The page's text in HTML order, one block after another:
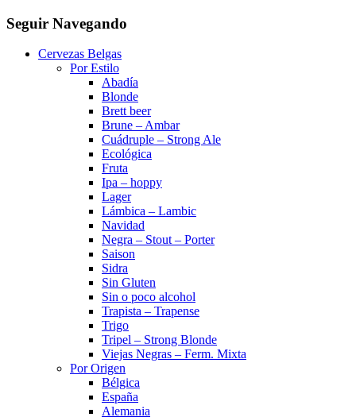
Seguir Navegando
Cervezas Belgas
Por Estilo
Abadía
Blonde
Brett beer
Brune – Ambar
Cuádruple – Strong Ale
Ecológica
Fruta
Ipa – hoppy
Lager
Lámbica – Lambic
Navidad
Negra – Stout – Porter
Saison
Sidra
Sin Gluten
Sin o poco alcohol
Trapista – Trapense
Trigo
Tripel – Strong Blonde
Viejas Negras – Ferm. Mixta
Por Origen
Bélgica
España
Alemania